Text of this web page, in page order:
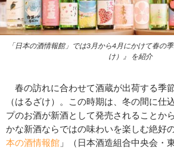
「日本の酒情報館」では3月から4月にかけて春の
け）』 を紹介
春の訪れに合わせて酒蔵が出荷する季
（はるざけ）。この時期は、冬の間に仕
プのお酒が新酒として発売されることか
かな新酒ならではの味わいを楽しむ絶好
本の酒情報館 」（日本酒造組合中央会・